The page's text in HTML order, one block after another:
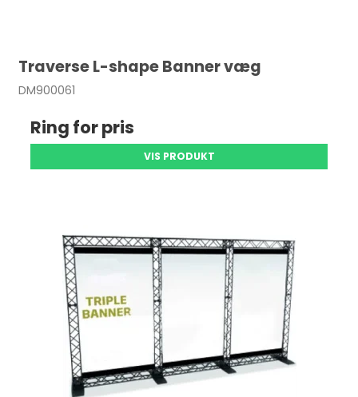
Traverse L-shape Banner væg
DM900061
Ring for pris
VIS PRODUKT